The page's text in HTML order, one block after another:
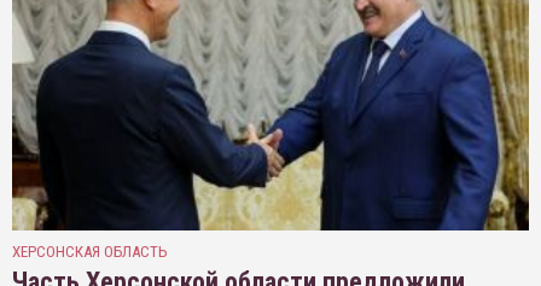
ХЕРСОНСКАЯ ОБЛАСТЬ